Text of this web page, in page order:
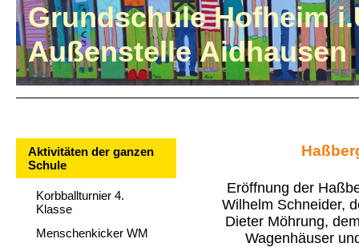
Grundschule Hofheim
Außenstelle Aidhausen
Aktivitäten der ganzen
Schule
Korbballturnier 4.
Klasse
Menschenkicker WM
Eröffnung der
Wilhelm Schneider,
Dieter Möhrung,
Wagenhäuser